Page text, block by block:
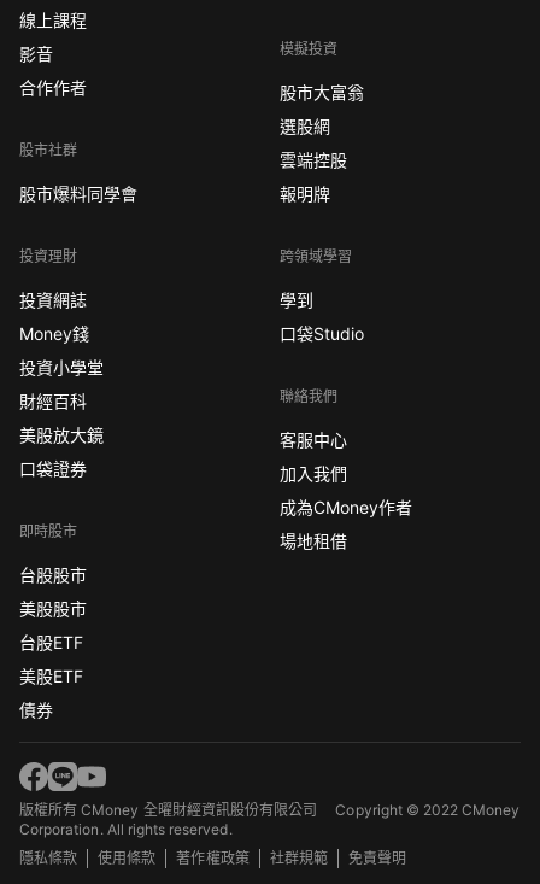
線上課程
影音
合作作者
股市社群
股市爆料同學會
投資理財
投資網誌
Money錢
投資小學堂
財經百科
美股放大鏡
口袋證券
即時股市
台股股市
美股股市
台股ETF
美股ETF
債券
模擬投資
股市大富翁
選股網
雲端控股
報明牌
跨領域學習
學到
口袋Studio
聯絡我們
客服中心
加入我們
成為CMoney作者
場地租借
版權所有 CMoney 全曜財經資訊股份有限公司Copyright © 2022 CMoney
Corporation. All rights reserved.
隱私條款
使用條款 著作權政策 社群規範 免責聲明